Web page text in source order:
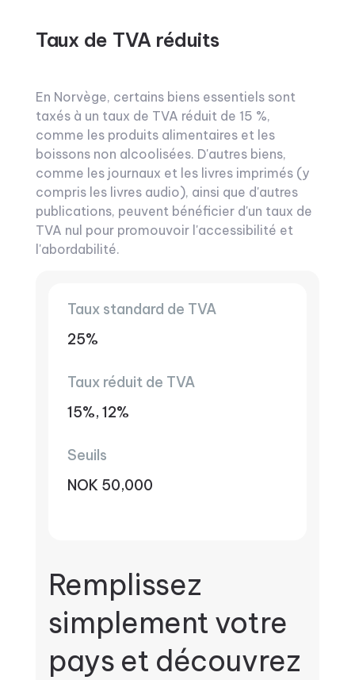
Taux de TVA réduits
En Norvège, certains biens essentiels sont
taxés à un taux de TVA réduit de 15 %,
comme les produits alimentaires et les
boissons non alcoolisées. D'autres biens,
comme les journaux et les livres imprimés (y
compris les livres audio), ainsi que d'autres
publications, peuvent bénéficier d'un taux de
TVA nul pour promouvoir l'accessibilité et
l'abordabilité.
Taux standard de TVA
25%
Taux réduit de TVA
15%, 12%
Seuils
NOK 50,000
Remplissez
simplement votre
pays et découvrez